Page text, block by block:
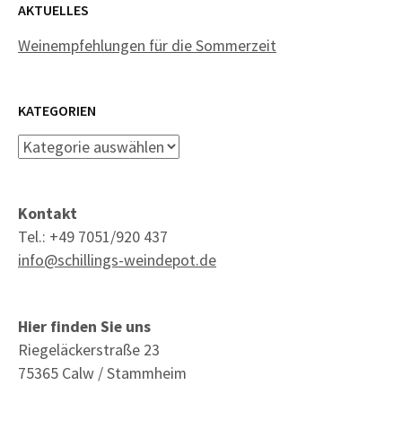
AKTUELLES
Weinempfehlungen für die Sommerzeit
KATEGORIEN
Kategorien
Kontakt
Tel.: +49 7051/920 437
info@schillings-weindepot.de
Hier finden Sie uns
Riegeläckerstraße 23
75365 Calw / Stammheim